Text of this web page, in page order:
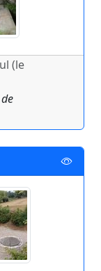
(le